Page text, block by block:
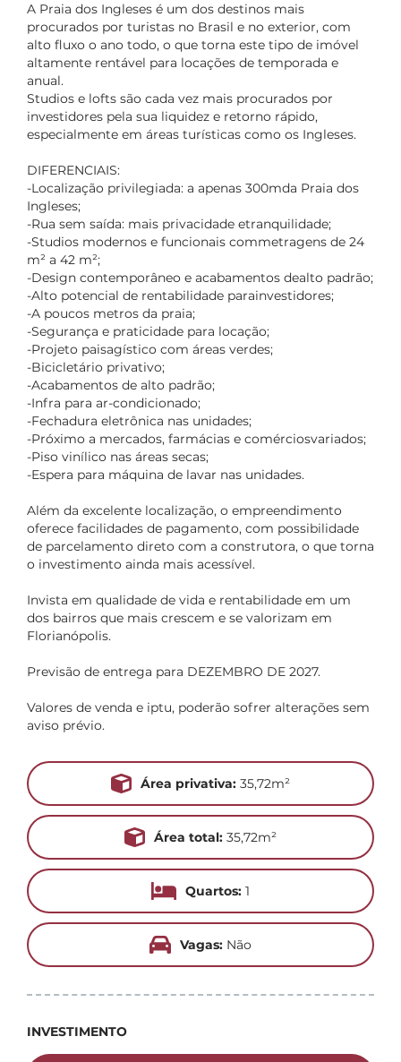
A Praia dos Ingleses é um dos destinos mais
procurados por turistas no Brasil e no exterior, com
alto fluxo o ano todo, o que torna este tipo de imóvel
altamente rentável para locações de temporada e
anual.
Studios e lofts são cada vez mais procurados por
investidores pela sua liquidez e retorno rápido,
especialmente em áreas turísticas como os Ingleses.
DIFERENCIAIS:
-Localização privilegiada: a apenas 300mda Praia dos
Ingleses;
-Rua sem saída: mais privacidade etranquilidade;
-Studios modernos e funcionais commetragens de 24
m² a 42 m²;
-Design contemporâneo e acabamentos dealto padrão;
-Alto potencial de rentabilidade parainvestidores;
-A poucos metros da praia;
-Segurança e praticidade para locação;
-Projeto paisagístico com áreas verdes;
-Bicicletário privativo;
-Acabamentos de alto padrão;
-Infra para ar-condicionado;
-Fechadura eletrônica nas unidades;
-Próximo a mercados, farmácias e comérciosvariados;
-Piso vinílico nas áreas secas;
-Espera para máquina de lavar nas unidades.
Além da excelente localização, o empreendimento
oferece facilidades de pagamento, com possibilidade
de parcelamento direto com a construtora, o que torna
o investimento ainda mais acessível.
Invista em qualidade de vida e rentabilidade em um
dos bairros que mais crescem e se valorizam em
Florianópolis.
Previsão de entrega para DEZEMBRO DE 2027.
Valores de venda e iptu, poderão sofrer alterações sem
aviso prévio.
Área privativa: 35,72m²
Área total: 35,72m²
Quartos: 1
Vagas:Não
INVESTIMENTO